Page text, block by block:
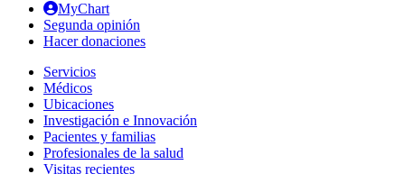
MyChart
Segunda opinión
Hacer donaciones
Servicios
Médicos
Ubicaciones
Investigación e Innovación
Pacientes y familias
Profesionales de la salud
Visitas recientes